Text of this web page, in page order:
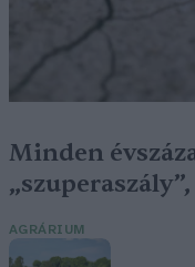
Minden
AGRÁRIUM